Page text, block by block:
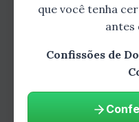
que você tenha
antes
Confissões de